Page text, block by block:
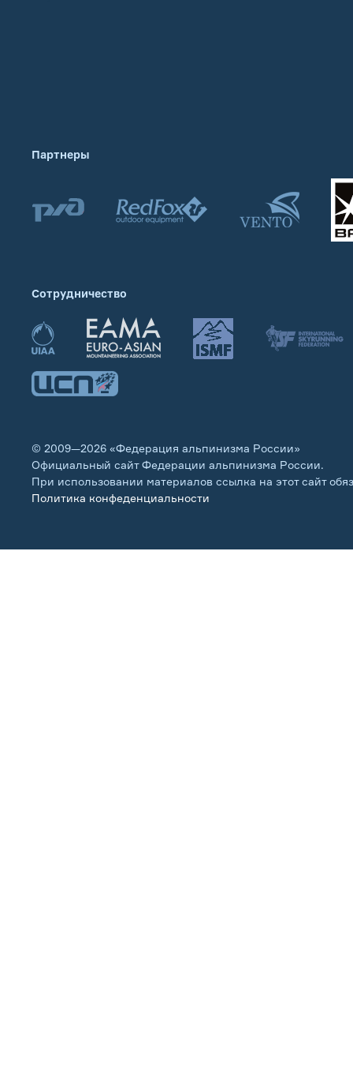
Партнеры
Сотрудничество
© 2009—2026 «Федерация альпинизма России»
Официальный сайт Федерации альпинизма России.
При использовании материалов ссылка на этот сайт
Политика конфеденциальности